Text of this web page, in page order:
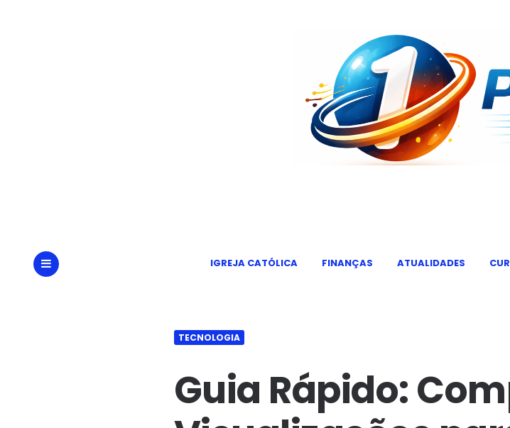
IGREJA CATÓLICA FINANÇAS ATUALIDADES
TECNOLOGIA
Guia Rápido: